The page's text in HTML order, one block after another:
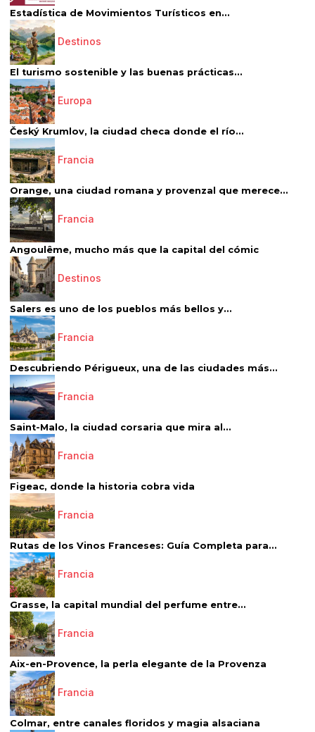
Estadística de Movimientos Turísticos en...
Destinos
El turismo sostenible y las buenas prácticas...
Europa
Český Krumlov, la ciudad checa donde el río...
Francia
Orange, una ciudad romana y provenzal que merece...
Francia
Angoulême, mucho más que la capital del cómic
Destinos
Salers es uno de los pueblos más bellos y...
Francia
Descubriendo Périgueux, una de las ciudades más...
Francia
Saint-Malo, la ciudad corsaria que mira al...
Francia
Figeac, donde la historia cobra vida
Francia
Rutas de los Vinos Franceses: Guía Completa para...
Francia
Grasse, la capital mundial del perfume entre...
Francia
Aix-en-Provence, la perla elegante de la Provenza
Francia
Colmar, entre canales floridos y magia alsaciana